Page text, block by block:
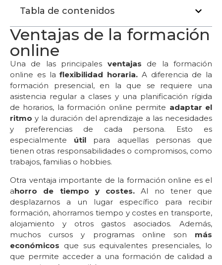
Tabla de contenidos
Ventajas de la formación
online
Una de las principales ventajas de la formación
online es laflexibilidad horaria. A diferencia de la
formación presencial, en la que se requiere una
asistencia regular a clases y una planificación rígida
de horarios, la formación online permite adaptar el
ritmo y la duración del aprendizaje a las necesidades
y preferencias de cada persona. Esto es
especialmente útil para aquellas personas que
tienen otras responsabilidades o compromisos, como
trabajos, familias o hobbies.
Otra ventaja importante de la formación online es el
ahorro de tiempo y costes. Al no tener que
desplazarnos a un lugar específico para recibir
formación, ahorramos tiempo y costes en transporte,
alojamiento y otros gastos asociados. Además,
muchos cursos y programas online son más
económicos que sus equivalentes presenciales, lo
que permite acceder a una formación de calidad a